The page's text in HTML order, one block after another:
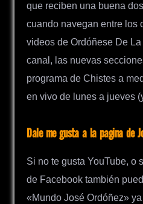
que reciben una buena
cuando navegan entre los
videos de Ordóñese De
canal, las nuevas
programa de Chistes a
en vivo de lunes a jueves
Dale me gusta a la pagina de
Si no te gusta YouTube, o
de Facebook también
«Mundo José Ordóñez»